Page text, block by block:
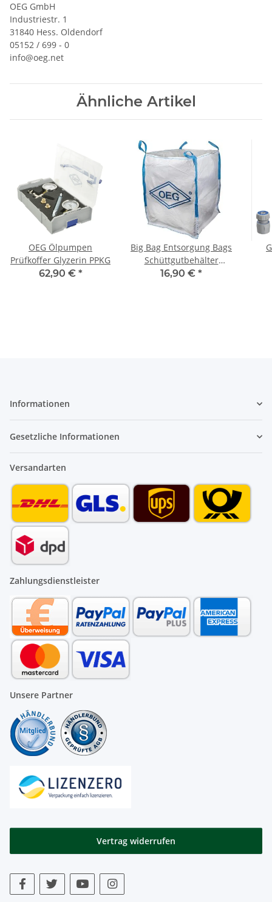
OEG GmbH
Industriestr. 1
31840 Hess. Oldendorf
05152 / 699 - 0
info@oeg.net
Ähnliche Artikel
OEG Ölpumpen
Prüfkoffer Glyzerin PPKG
62,90 € *
Big Bag Entsorgung Bags
Schüttgutbehälter
Einweg Sackoben offen
16,90 € *
Informationen
Gesetzliche Informationen
Versandarten
Zahlungsdienstleister
Unsere Partner
Vertrag widerrufen